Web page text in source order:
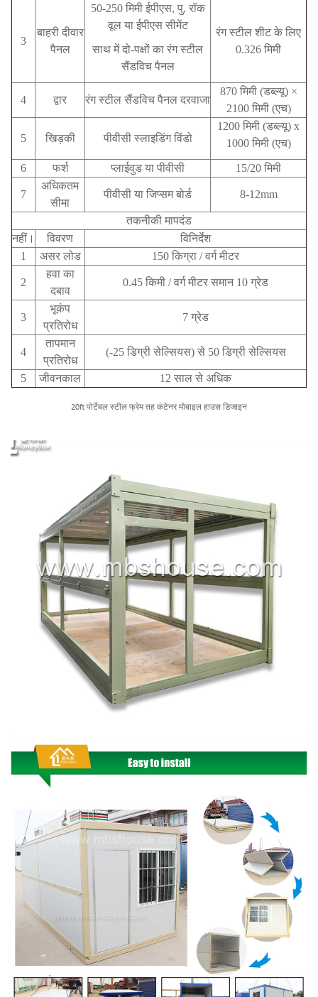
3
बाहरी दीवार
पैनल
50-250 मिमी ईपीएस, पु, रॉक
वूल या ईपीएस सीमेंट
साथ मेंदो-पक्षों का रंग स्टील
सैंडविच पैनल
रंग स्टील शीट के लिए
0.326 मिमी
4 द्वार रंग स्टील सैंडविच पैनल दरवाजा
870 मिमी (डब्ल्यू) ×
2100 मिमी (एच)
5 खिड़की पीवीसी स्लाइडिंग विंडो
1200 मिमी (डब्ल्यू) x
1000 मिमी (एच)
6 फर्श प्लाईवुड या पीवीसी 15/20 मिमी
7
अधिकतम
सीमा
पीवीसी या जिप्सम बोर्ड 8-12mm
तकनीकी मापदंड
नहीं।
विवरण
विनिर्देश
1
असर लोड 150 किग्रा / वर्ग मीटर
2
हवा का
दबाव
0.45 किमी / वर्ग मीटर समान 10 ग्रेड
3
भूकंप
प्रतिरोध
7 ग्रेड
4
तापमान
प्रतिरोध
(-25 डिग्री सेल्सियस) से 50 डिग्री सेल्सियस
5 जीवनकाल 12 साल से अधिक
20ft पोर्टेबल स्टील फ्रेम तह कंटेनर मोबाइल हाउस डिजाइन